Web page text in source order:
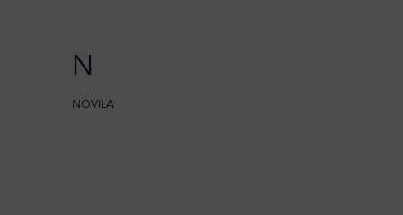
N
NOVILA